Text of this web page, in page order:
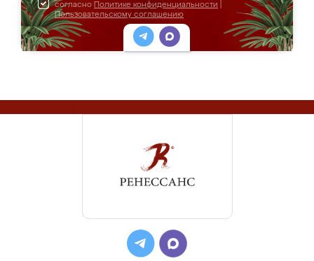
согласно Политике конфиденциальности
Пользовательскому соглашению